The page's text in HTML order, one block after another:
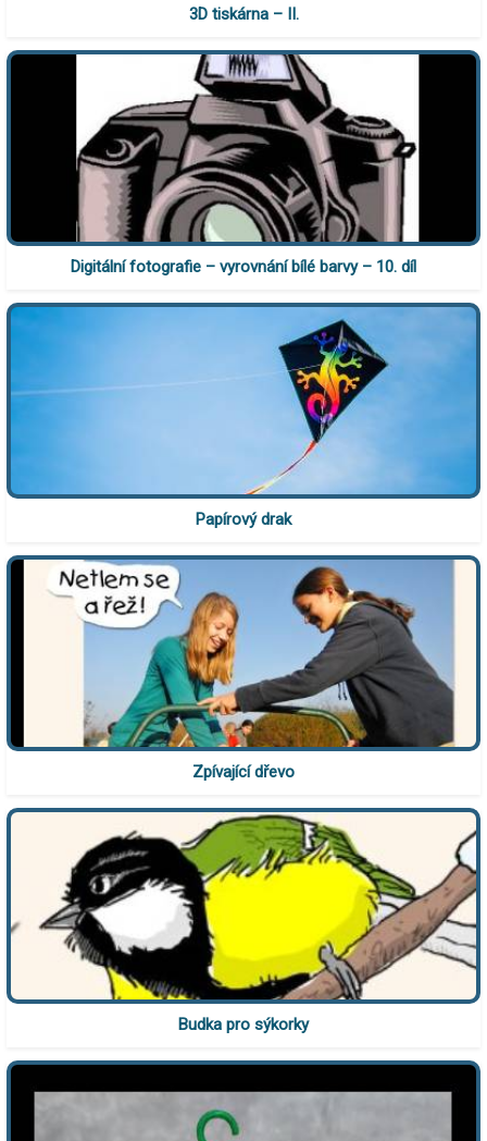
3D tiskárna – II.
Digitální fotografie – vyrovnání bílé barvy – 10. díl
Papírový drak
Zpívající dřevo
Budka pro sýkorky